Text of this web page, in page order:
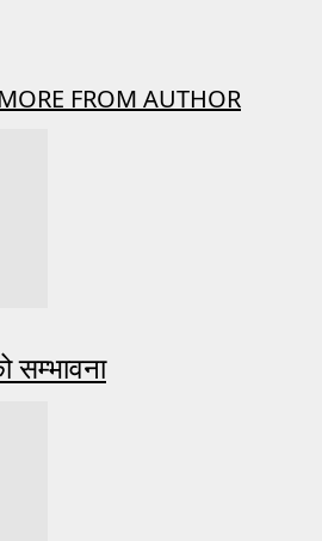
MORE FROM AUTHOR
सम्भावना